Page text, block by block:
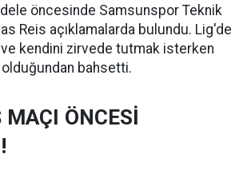
öncesinde Samsunspor Teknik
Reis açıklamalarda bulundu. Lig'de
kendini zirvede tutmak isterken
bahsetti.
MAÇI ÖNCESİ